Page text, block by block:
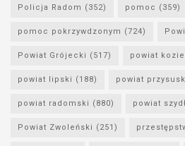
Policja Radom (352) pomoc (359)
pomoc pokrzywdzonym (724)
Powiat Grójecki (517) powiat
powiat lipski (188) powiat
powiat radomski (880) powiat
Powiat Zwoleński (251)